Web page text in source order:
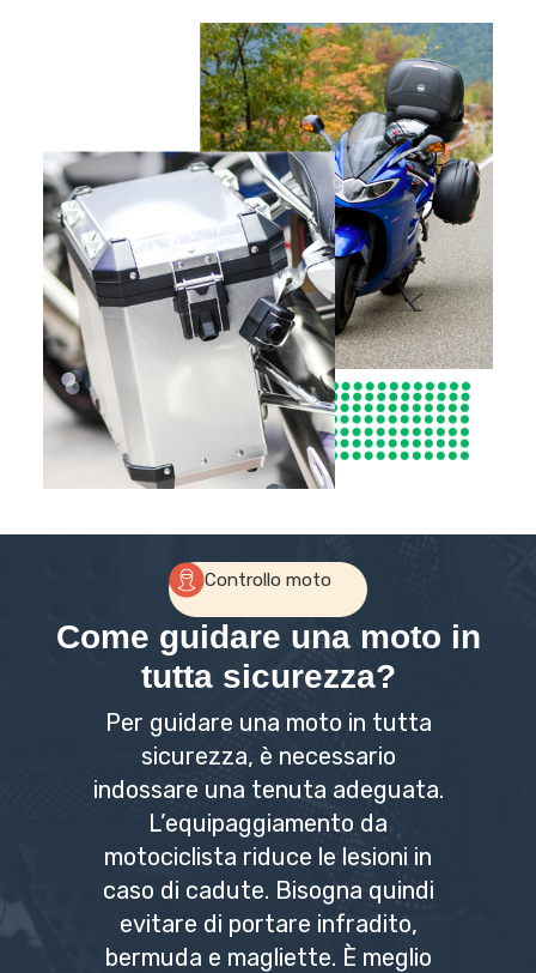
Controllo moto
Come guidare una moto in
tutta sicurezza?
Per guidare una moto in tutta
sicurezza, è necessario
indossare una tenuta adeguata.
L’equipaggiamento da
motociclista riduce le lesioni in
caso di cadute. Bisogna quindi
evitare di portare infradito,
bermuda e magliette. È meglio